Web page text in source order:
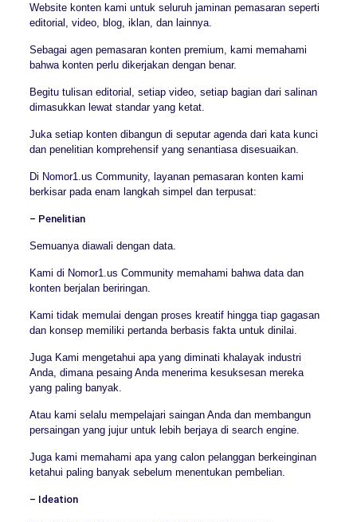
Website konten kami untuk seluruh jaminan pemasaran seperti
editorial, video, blog, iklan, dan lainnya.
Sebagai agen pemasaran konten premium, kami memahami
bahwa konten perlu dikerjakan dengan benar.
Begitu tulisan editorial, setiap video, setiap bagian dari salinan
dimasukkan lewat standar yang ketat.
Juka setiap konten dibangun di seputar agenda dari kata kunci
dan penelitian komprehensif yang senantiasa disesuaikan.
Di Nomor1.us Community, layanan pemasaran konten kami
berkisar pada enam langkah simpel dan terpusat:
– Penelitian
Semuanya diawali dengan data.
Kami di Nomor1.us Community memahami bahwa data dan
konten berjalan beriringan.
Kami tidak memulai dengan proses kreatif hingga tiap gagasan
dan konsep memiliki pertanda berbasis fakta untuk dinilai.
Juga Kami mengetahui apa yang diminati khalayak industri
Anda, dimana pesaing Anda menerima kesuksesan mereka
yang paling banyak.
Atau kami selalu mempelajari saingan Anda dan membangun
persaingan yang jujur untuk lebih berjaya di search engine.
Juga kami memahami apa yang calon pelanggan berkeinginan
ketahui paling banyak sebelum menentukan pembelian.
– Ideation